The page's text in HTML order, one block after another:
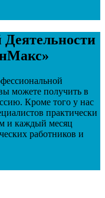
можете получить в
Кроме того у нас
практически
и каждый месяц
работников и